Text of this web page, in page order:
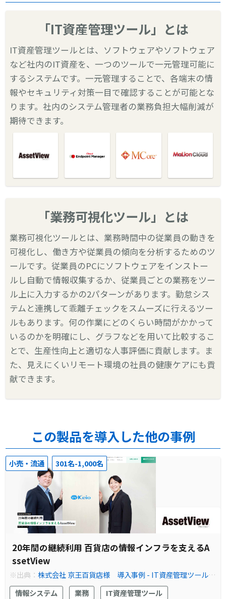
「IT資産管理ツール」とは
IT資産管理ツールとは、ソフトウェアやソフトウェア
など社内のIT資産を、一つのツールで一元管理可能に
するシステムです。一元管理することで、各端末の情
報やセキュリティ対策一目で確認することが可能とな
ります。社内のシステム管理者の業務負担大幅削減が
期待できます。
「業務可視化ツール」とは
業務可視化ツールとは、業務時間中の従業員の動きを
可視化し、働き方や従業員の傾向を分析するためのツ
ールです。従業員のPCにソフトウェアをインストー
ルし自動で情報収集するか、従業員ごとの業務をツー
ル上に入力するかの2パターンがあります。勤怠シス
テムと連携して乖離チェックをスムーズに行えるツー
ルもあります。何の作業にどのくらい時間がかかって
いるのかを明確にし、グラフなどを用いて比較するこ
とで、生産性向上と適切な人事評価に貢献します。ま
た、見えにくいリモート環境の社員の健康ケアにも貢
献できます。
この製品を導入した他の事例
小売・流通 301名-1,000名
20年間の継続利用 百貨店の情報インフラを支えるA
ssetView
※出典：株式会社 京王百貨店様 導入事例 - IT資産管理ツール・
情報資産管理ソフトなら『AssetView』
情報システム 業務
IT資産管理ツール